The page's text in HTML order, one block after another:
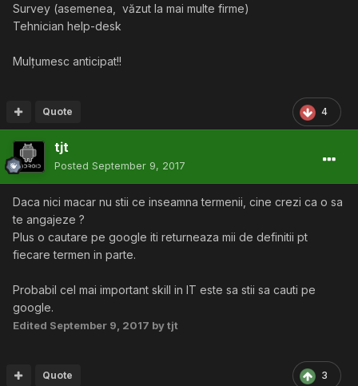
Survey (asemenea, văzut la mai multe firme)
Tehnician help-desk
Mulțumesc anticipat!!
4
Quote
tjt
Posted September 9, 2017
Daca nici macar nu stii ce inseamna termenii, cine crezi ca o sa
te angajeze ?
Plus o cautare pe google iti returneaza mii de definitii pt
fiecare termen in parte.
Probabil cel mai important skill in IT este sa stii sa cauti pe
google.
Edited September 9, 2017 by tjt
3
Quote